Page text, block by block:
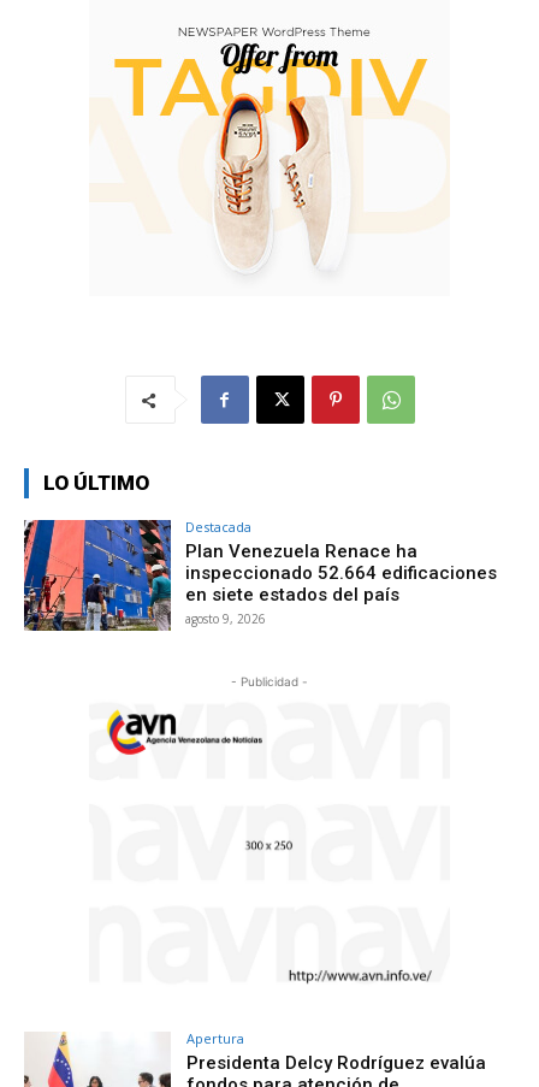
LO ÚLTIMO
Destacada
Plan Venezuela Renace ha
inspeccionado 52.664 edificaciones
en siete estados del país
agosto 9, 2026
- Publicidad -
Apertura
Presidenta Delcy Rodríguez evalúa